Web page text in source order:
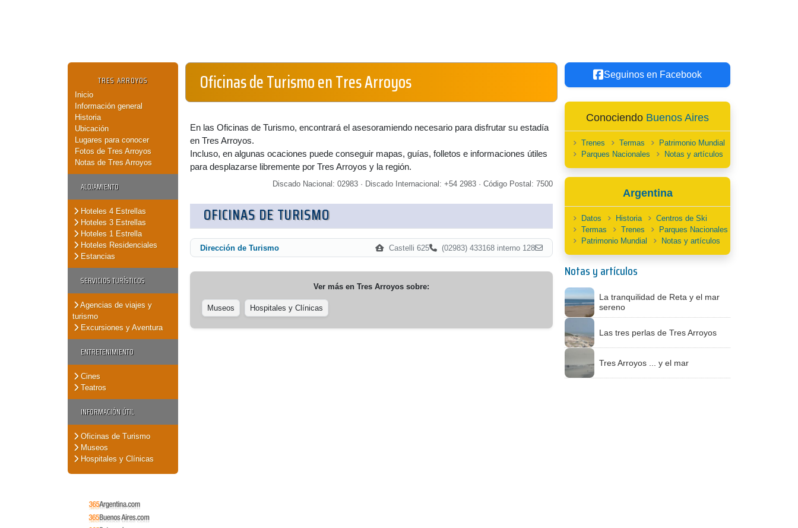
TRES ARROYOS
Inicio
Información general
Historia
Ubicación
Lugares para conocer
Fotos de Tres Arroyos
Notas de Tres Arroyos
ALOJAMIENTO
Hoteles 4 Estrellas
Hoteles 3 Estrellas
Hoteles 1 Estrella
Hoteles Residenciales
Estancias
SERVICIOS TURÍSTICOS
Agencias de viajes y
turismo
Excursiones y Aventura
ENTRETENIMIENTO
Cines
Teatros
INFORMACIÓN ÚTIL
Oficinas de Turismo
Museos
Hospitales y Clínicas
Oficinas de Turismo en Tres Arroyos
En las Oficinas de Turismo, encontrará el asesoramiendo necesario para disfrutar su estadía
en Tres Arroyos.
Incluso, en algunas ocaciones puede conseguir mapas, guías, folletos e informaciones útiles
para desplazarse libremente por Tres Arroyos y la región.
Discado Nacional: 02983 · Discado Internacional: +54 2983 · Código Postal: 7500
OFICINAS DE TURISMO
Dirección de Turismo Castelli 625 (02983) 433168 interno 128
Ver más en Tres Arroyos sobre:
Museos Hospitales y Clínicas
Seguinos en Facebook
Conociendo Buenos Aires
Trenes Termas
Patrimonio Mundial
Parques Nacionales
Notas y artículos
Argentina
Datos Historia
Centros de Ski
Termas
Trenes
Parques Nacionales
Patrimonio Mundial
Notas y artículos
Notas y artículos
La tranquilidad de Reta y el mar
sereno
Las tres perlas de Tres Arroyos
Tres Arroyos ... y el mar